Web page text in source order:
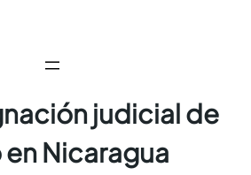
judicial de
Nicaragua